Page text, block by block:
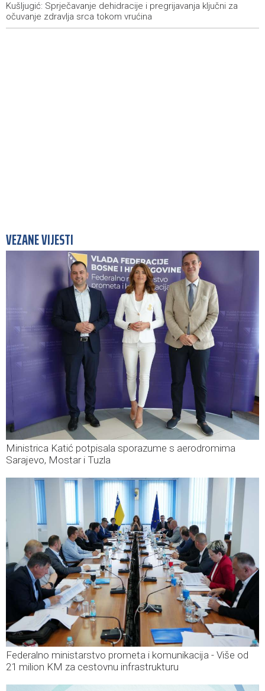
10:09
FBiH nema objedinjene podatke o povučenom i
uništenom mesu, prekršaji utvrđeni u 40 kontrola
Kušljugić: Sprječavanje dehidracije i pregrijavanja ključni za
očuvanje zdravlja srca tokom vrućina
VEZANE VIJESTI
Ministrica Katić potpisala sporazume s aerodromima
Sarajevo, Mostar i Tuzla
Federalno ministarstvo prometa i komunikacija - Više od
21 milion KM za cestovnu infrastrukturu